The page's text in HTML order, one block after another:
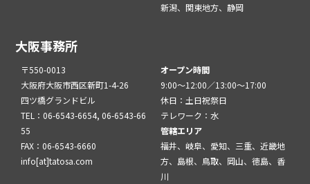
新潟、関東地方、静岡
大阪事務所
〒550-0013
大阪府大阪市西区新町1-4-26
四ツ橋グランドビル
TEL：06-6543-6654, 06-6543-66
55
FAX：06-6543-6660
info[at]tatosa.com
オープン時間
9:00～12:00／13:00～17:00
休日：土日祝祭日
テレワーク：水
管轄エリア
福井、岐阜、愛知、三重、近畿地
方、島根、鳥取、岡山、徳島、香
川